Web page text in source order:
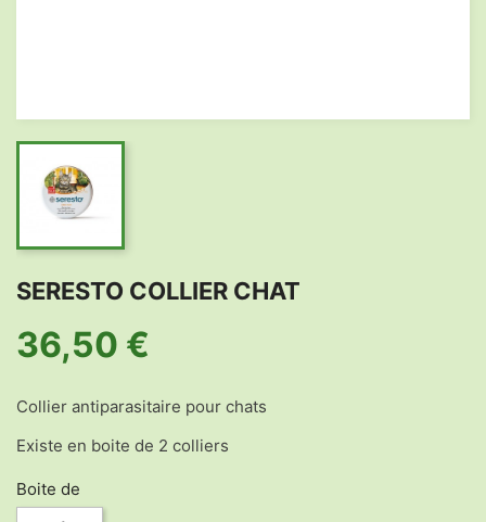
SERESTO COLLIER CHAT
36,50 €
Collier antiparasitaire pour chats
Existe en boite de 2 colliers
Boite de